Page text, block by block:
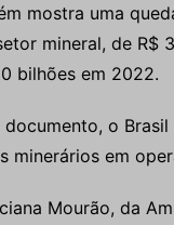
mostra uma
mineral, de R$
bilhões em 2022.
o Brasil
minerários em
Mourão, da